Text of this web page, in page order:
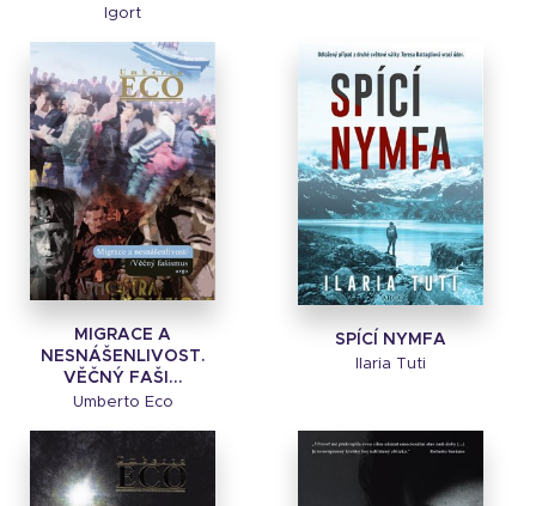
Igort
MIGRACE A
NESNÁŠENLIVOST.
VĚČNÝ FAŠI...
Umberto Eco
SPÍCÍ NYMFA
Ilaria Tuti